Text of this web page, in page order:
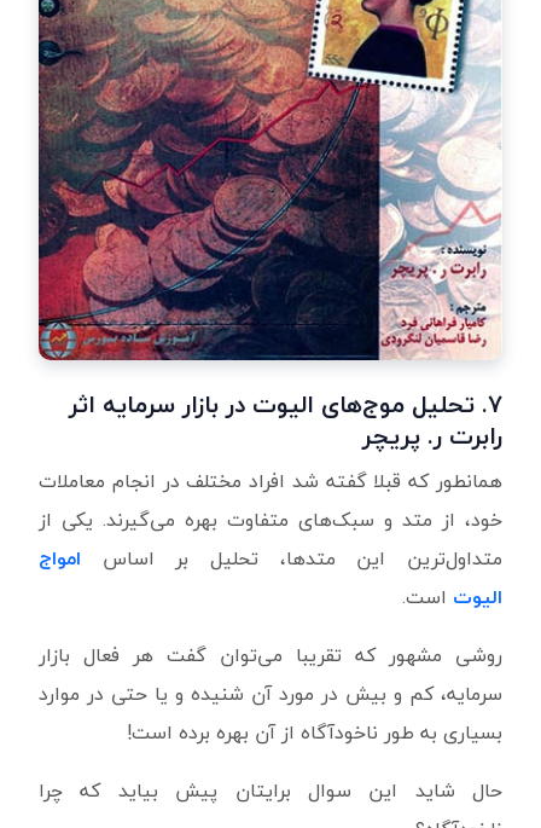
۷. تحلیل موج‌های الیوت در بازار سرمایه اثر
رابرت ر. پریچر
همانطور که قبلا گفته شد افراد مختلف در انجام معاملات
خود، از متد و سبک‌های متفاوت بهره می‌گیرند. یکی از
متداول‌ترین این متدها، تحلیل بر اساس
امواج
الیوت است.
روشی مشهور که تقریبا می‌توان گفت هر فعال بازار
سرمایه، کم و بیش در مورد آن شنیده و یا حتی در موارد
بسیاری به طور ناخودآگاه از آن بهره برده است!
حال شاید این سوال برایتان پیش بیاید که چرا